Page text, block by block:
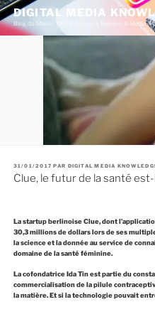
A
l
e
DIGITAL MEDIA
Blog du Master SIREN Parcours Télécom & Média
P
U
B
E
31/01/2017 PAR DIGITAL MEDIA
Clue, le futur de la santé
La startup berlinoise Clue, dont
30,3 millions de dollars lors de ses
la science et la donnée au service de
domaine de la santé féminine.
La cofondatrice Ida Tin est partie du
commercialisation de la pilule
la matière. Et si la technologie pouvait